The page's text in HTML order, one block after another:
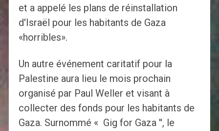
et a appelé les plans de réinstallation
d'Israël pour les habitants de Gaza
«horribles».
Un autre événement caritatif pour la
Palestine aura lieu le mois prochain
organisé par Paul Weller et visant à
collecter des fonds pour les habitants de
Gaza. Surnommé « Gig for Gaza '', le